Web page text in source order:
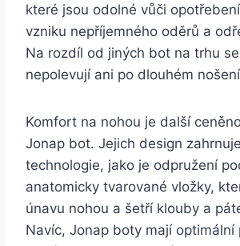
‍které jsou ⁤odolné vůči‍
vzniku ‌nepříjemného oděrů a
⁢Na ⁣rozdíl od⁣ jiných ⁣bot na trhu
nepolevují ani po dlouhém
Komfort na nohou je další⁢
Jonap bot. Jejich design
technologie, jako je odpružení‌
anatomicky tvarované vložky,⁤
‍únavu nohou a šetří klouby a
Navíc,​ Jonap‍ boty mají optimální